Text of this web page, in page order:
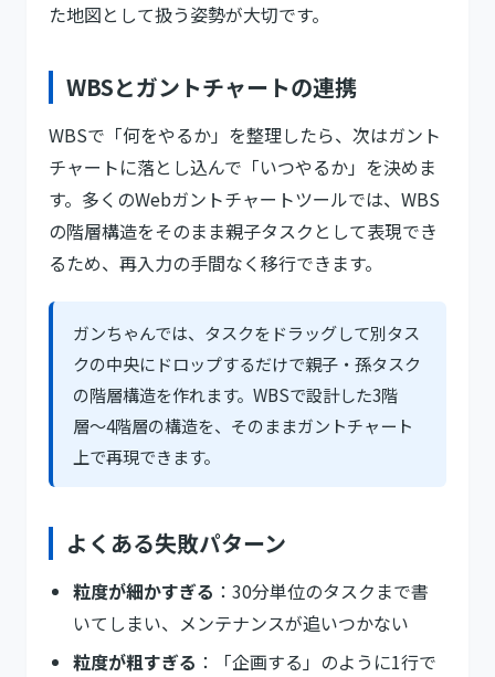
た地図として扱う姿勢が大切です。
WBSとガントチャートの連携
WBSで「何をやるか」を整理したら、次はガント
チャートに落とし込んで「いつやるか」を決めま
す。多くのWebガントチャートツールでは、WBS
の階層構造をそのまま親子タスクとして表現でき
るため、再入力の手間なく移行できます。
ガンちゃんでは、タスクをドラッグして別タス
クの中央にドロップするだけで親子・孫タスク
の階層構造を作れます。WBSで設計した3階
層〜4階層の構造を、そのままガントチャート
上で再現できます。
よくある失敗パターン
粒度が細かすぎる ：30分単位のタスクまで書
いてしまい、メンテナンスが追いつかない
粒度が粗すぎる ：「企画する」のように1行で